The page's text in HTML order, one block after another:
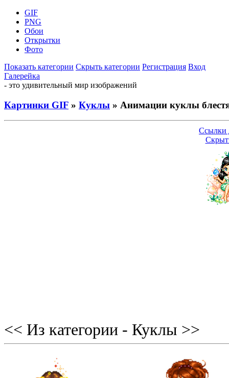
GIF
PNG
Обои
Открытки
Фото
Показать категории Скрыть категории Регистрация Вход
Галерейка
- это удивительный мир изображений
Картинки GIF » Куклы » Анимации куклы
Ссылки
<< Из категории - Куклы >>